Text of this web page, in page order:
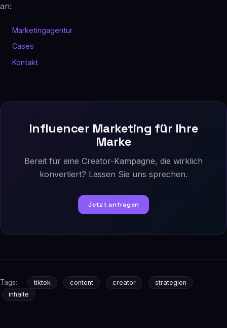
an:
Marketingagentur
Cases
Kontakt
Influencer Marketing für Ihre
Marke
Bereit für eine Creator-Kampagne, die wirklich
konvertiert? Lassen Sie uns sprechen.
Jetzt anfragen
Tags: tiktok content creator
strategien
inhalte